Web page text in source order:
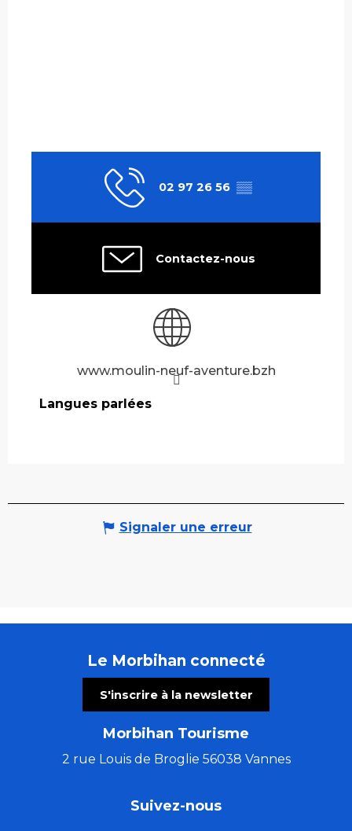
02 97 26 56 ▒▒
Contactez-nous
www.moulin-neuf-aventure.bzh
Langues parlées
Langues parlées
Signaler une erreur
Le Morbihan connecté
S'inscrire à la newsletter
Morbihan Tourisme
2 rue Louis de Broglie 56038 Vannes
Suivez-nous